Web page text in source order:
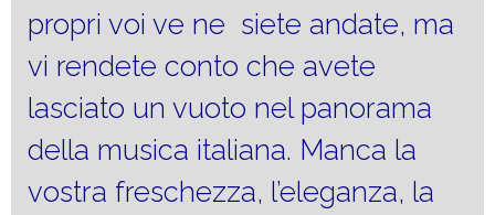
propri voi ve ne siete andate, ma
vi rendete conto che avete
lasciato un vuoto nel panorama
della musica italiana. Manca la
vostra freschezza, l’eleganza, la